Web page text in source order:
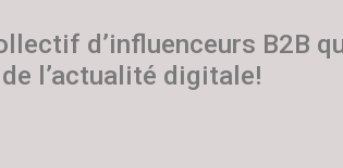
d’influenceurs B2B
l’actualité digitale!